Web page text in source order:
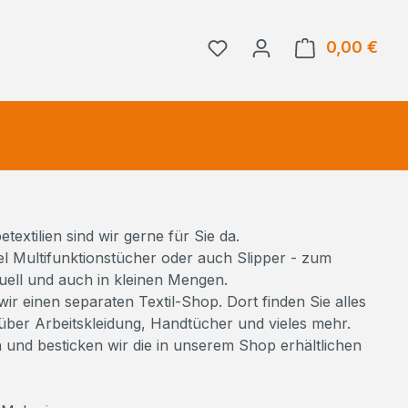
0,00 €
sind wir gerne für Sie da.
Multifunktionstücher oder auch Slipper - zum
und auch in kleinen Mengen.
einen separaten Textil-Shop. Dort finden Sie alles
Arbeitskleidung, Handtücher und vieles mehr.
besticken wir die in unserem Shop erhältlichen